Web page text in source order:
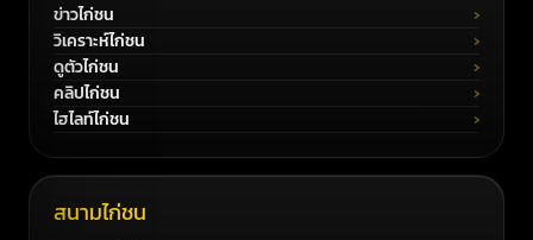
ข่าวไก่ชน
วิเคราะห์ไก่ชน
ดูตัวไก่ชน
คลิปไก่ชน
ไฮไลท์ไก่ชน
สนามไก่ชน